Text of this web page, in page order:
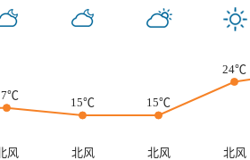
15℃ 15℃
24℃
风 北风 北风 北风